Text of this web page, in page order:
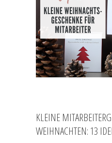
KLEINE
WEIHNACHTEN: 13